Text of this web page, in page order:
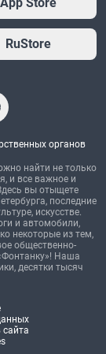
RuStore
органов
найти не только
и все важное и
вы отыщете
последние
искусстве.
и автомобили,
некоторые из тем,
общественно-
Наша
десятки тысяч